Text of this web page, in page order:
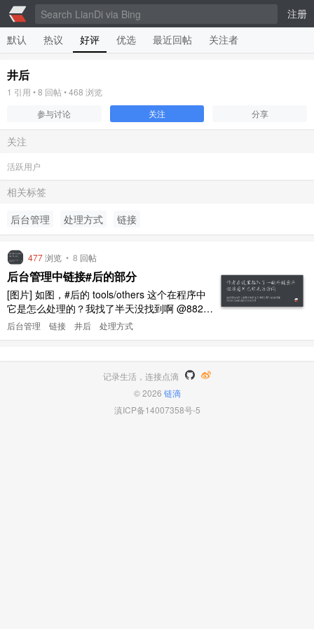
注册
默认
热议 好评 优选 最近回帖 关注者
井后
1 引用 •8 回帖 •468 浏览
参与讨论
关注 分享
关注
活跃用户
相关标签
后台管理
处理方式 链接
477浏览 • 8 回帖
后台管理中链接#后的部分
[图片] 如图，#后的 tools/others 这个在程序中
它是怎么处理的？我找了半天没找到啊 @8825
0 @Vanessa [图片] 另外，如上图，我在 @ 人
后台管理 链接 井后 处理方式
记录生活，连接点滴
© 2026 链滴
滇ICP备14007358号-5